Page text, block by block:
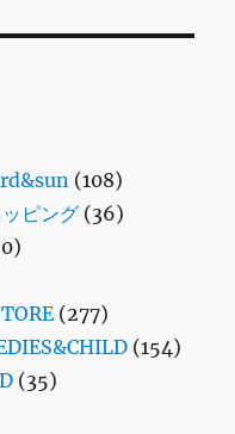
(108)
ピング (36)
(277)
(154)
(35)